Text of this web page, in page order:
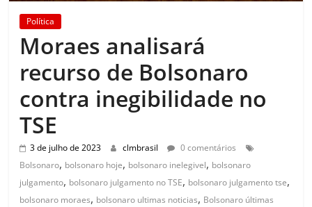
Política
Moraes analisará
recurso de Bolsonaro
contra inegibilidade no
TSE
3 de julho de 2023 clmbrasil
0 comentários
Bolsonaro, bolsonaro hoje, bolsonaro inelegivel, bolsonaro
julgamento, bolsonaro julgamento no TSE, bolsonaro julgamento tse,
bolsonaro moraes, bolsonaro ultimas noticias, Bolsonaro últimas